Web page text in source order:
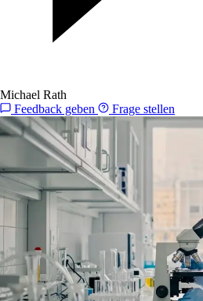
Michael Rath
Feedback geben
Frage stellen